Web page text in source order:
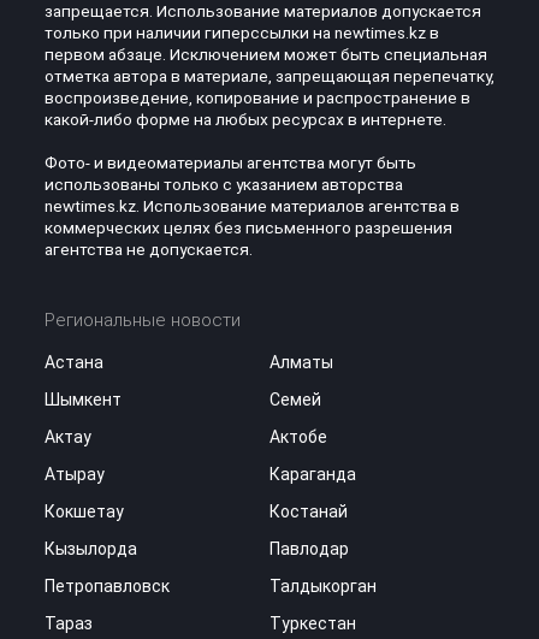
запрещается. Использование материалов допускается
только при наличии гиперссылки на newtimes.kz в
первом абзаце. Исключением может быть специальная
отметка автора в материале, запрещающая перепечатку,
воспроизведение, копирование и распространение в
какой-либо форме на любых ресурсах в интернете.
Фото- и видеоматериалы агентства могут быть
использованы только с указанием авторства
newtimes.kz. Использование материалов агентства в
коммерческих целях без письменного разрешения
агентства не допускается.
Региональные новости
Астана
Алматы
Шымкент
Семей
Актау
Актобе
Атырау
Караганда
Кокшетау
Костанай
Кызылорда
Павлодар
Петропавловск
Талдыкорган
Тараз
Туркестан